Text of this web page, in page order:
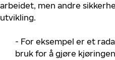
arbeidet, men andre
utvikling.
- For eksempel er et
bruk for å gjøre